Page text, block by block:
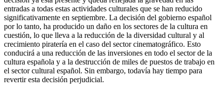
entradas a todas estas actividades culturales que se han reducido
significativamente en septiembre. La decisión del gobierno español
por lo tanto, ha producido un daño en los sectores de la cultura en
cuestión, lo que lleva a la reducción de la diversidad cultural y al
crecimiento piratería en el caso del sector cinematográfico. Esto
conducirá a una reducción de las inversiones en todo el sector de la
cultura española y a la destrucción de miles de puestos de trabajo en
el sector cultural español. Sin embargo, todavía hay tiempo para
revertir esta decisión perjudicial.